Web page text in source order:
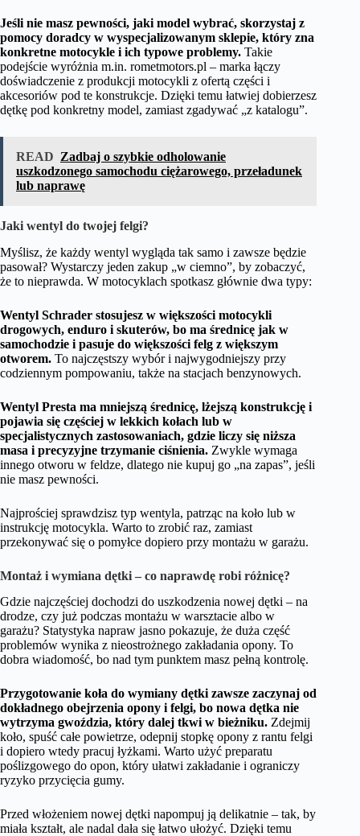
Jeśli nie masz pewności, jaki model wybrać, skorzystaj z
pomocy doradcy w wyspecjalizowanym sklepie, który zna
konkretne motocykle i ich typowe problemy. Takie
podejście wyróżnia m.in. rometmotors.pl – marka łączy
doświadczenie z produkcji motocykli z ofertą części i
akcesoriów pod te konstrukcje. Dzięki temu łatwiej dobierzesz
dętkę pod konkretny model, zamiast zgadywać „z katalogu”.
READ Zadbaj o szybkie odholowanie
uszkodzonego samochodu ciężarowego, przeładunek
lub naprawę
Jaki wentyl do twojej felgi?
Myślisz, że każdy wentyl wygląda tak samo i zawsze będzie
pasował? Wystarczy jeden zakup „w ciemno”, by zobaczyć,
że to nieprawda. W motocyklach spotkasz głównie dwa typy:
Wentyl Schrader stosujesz w większości motocykli
drogowych, enduro i skuterów, bo ma średnicę jak w
samochodzie i pasuje do większości felg z większym
otworem. To najczęstszy wybór i najwygodniejszy przy
codziennym pompowaniu, także na stacjach benzynowych.
Wentyl Presta ma mniejszą średnicę, lżejszą konstrukcję i
pojawia się częściej w lekkich kołach lub w
specjalistycznych zastosowaniach, gdzie liczy się niższa
masa i precyzyjne trzymanie ciśnienia. Zwykle wymaga
innego otworu w feldze, dlatego nie kupuj go „na zapas”, jeśli
nie masz pewności.
Najprościej sprawdzisz typ wentyla, patrząc na koło lub w
instrukcję motocykla. Warto to zrobić raz, zamiast
przekonywać się o pomyłce dopiero przy montażu w garażu.
Montaż i wymiana dętki – co naprawdę robi różnicę?
Gdzie najczęściej dochodzi do uszkodzenia nowej dętki – na
drodze, czy już podczas montażu w warsztacie albo w
garażu? Statystyka napraw jasno pokazuje, że duża część
problemów wynika z nieostrożnego zakładania opony. To
dobra wiadomość, bo nad tym punktem masz pełną kontrolę.
Przygotowanie koła do wymiany dętki zawsze zaczynaj od
dokładnego obejrzenia opony i felgi, bo nowa dętka nie
wytrzyma gwoździa, który dalej tkwi w bieżniku. Zdejmij
koło, spuść całe powietrze, odepnij stopkę opony z rantu felgi
i dopiero wtedy pracuj łyżkami. Warto użyć preparatu
poślizgowego do opon, który ułatwi zakładanie i ograniczy
ryzyko przycięcia gumy.
Przed włożeniem nowej dętki napompuj ją delikatnie – tak, by
miała kształt, ale nadal dała się łatwo ułożyć. Dzięki temu